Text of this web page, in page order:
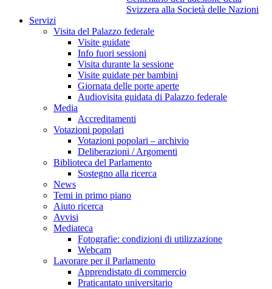
Svizzera alla Società delle Nazioni
Servizi
Visita del Palazzo federale
Visite guidate
Info fuori sessioni
Visita durante la sessione
Visite guidate per bambini
Giornata delle porte aperte
Audiovisita guidata di Palazzo federale
Media
Accreditamenti
Votazioni popolari
Votazioni popolari – archivio
Deliberazioni / Argomenti
Biblioteca del Parlamento
Sostegno alla ricerca
News
Temi in primo piano
Aiuto ricerca
Avvisi
Mediateca
Fotografie: condizioni di utilizzazione
Webcam
Lavorare per il Parlamento
Apprendistato di commercio
Praticantato universitario